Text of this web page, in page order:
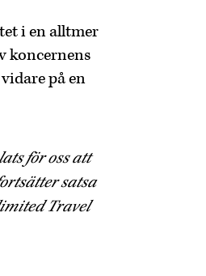
i en alltmer
koncernens
på en
för oss att
satsa
Travel